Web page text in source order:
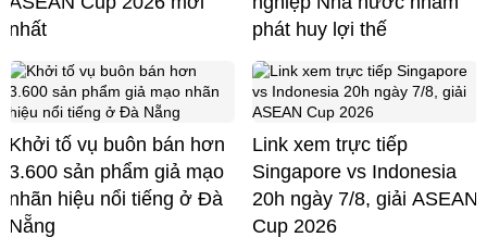
nhất
phát huy lợi thế
Khởi tố vụ buôn bán hơn
3.600 sản phẩm giả mạo
nhãn hiệu nổi tiếng ở Đà
Nẵng
Link xem trực tiếp
Singapore vs Indonesia
20h ngày 7/8, giải ASEAN
Cup 2026